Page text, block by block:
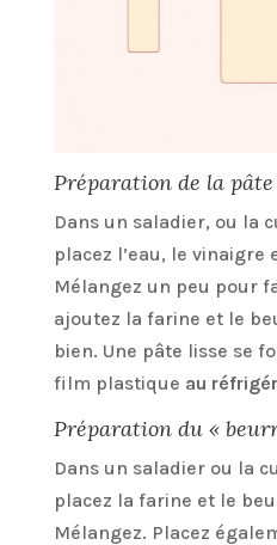
Préparation de la pâte
Dans un saladier, ou la
placez l’eau, le vinaigre
Mélangez un peu pour
ajoutez la farine et le
bien. Une pâte lisse se
film plastique au
Préparation du «
Dans un saladier ou la
placez la farine et le
Mélangez. Placez